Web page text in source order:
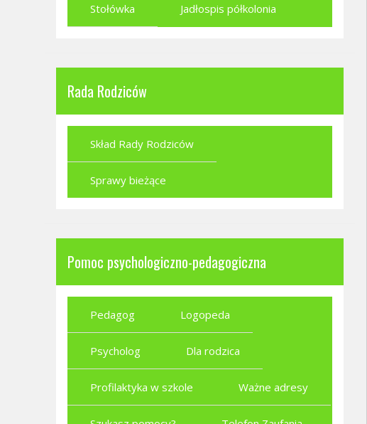
Stołówka Jadłospis półkolonia
Rada Rodziców
Skład Rady Rodziców
Sprawy bieżące
Pomoc psychologiczno-pedagogiczna
Pedagog Logopeda
Psycholog Dla rodzica
Profilaktyka w szkole Ważne adresy